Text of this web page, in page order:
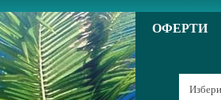
ОФЕРТИ